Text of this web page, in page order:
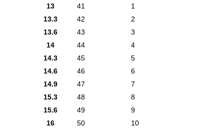
13
41
1
13.3
42
2
13.6
43
3
14
44
4
14.3
45
5
14.6
46
6
14.9
47
7
15.3
48
8
15.6
49
9
16
50 10